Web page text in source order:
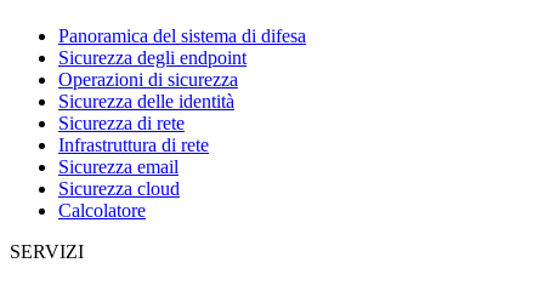
Panoramica del sistema di difesa
Sicurezza degli endpoint
Operazioni di sicurezza
Sicurezza delle identità
Sicurezza di rete
Infrastruttura di rete
Sicurezza email
Sicurezza cloud
Calcolatore
SERVIZI